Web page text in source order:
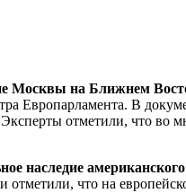
Москвы на Ближнем
Европарламента. В
Эксперты отметили, что
наследие
что на